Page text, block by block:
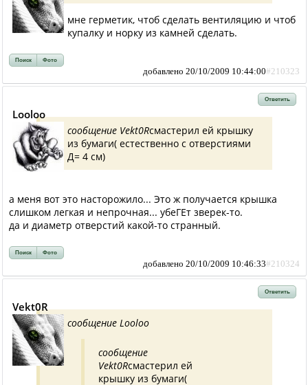
мне герметик, чтоб сделать вентиляцию и чтоб
купалку и норку из камней сделать.
Поиск Фото
добавлено 20/10/2009 10:44:00#210323
Ответить
Looloo
сообщение Vekt0Rсмастерил ей крышку
из бумаги( естественно с отверстиями
Д= 4 см)
а меня вот это насторожило... Это ж получается крышка
слишком легкая и непрочная... убеГЕт зверек-то.
да и диаметр отверстий какой-то странный.
Поиск Фото
добавлено 20/10/2009 10:46:33#210324
Ответить
Vekt0R
сообщение Looloo
сообщение
Vekt0Rсмастерил ей
крышку из бумаги(